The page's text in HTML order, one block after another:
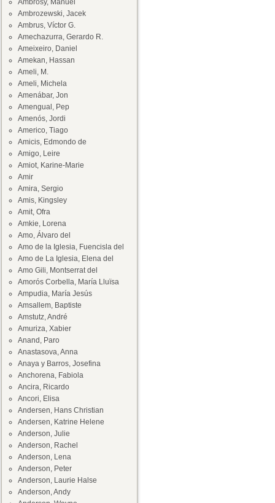
Ambrosy, Manuel
Ambrozewski, Jacek
Ambrus, Víctor G.
Amechazurra, Gerardo R.
Ameixeiro, Daniel
Amekan, Hassan
Ameli, M.
Ameli, Michela
Amenábar, Jon
Amengual, Pep
Amenós, Jordi
Americo, Tiago
Amicis, Edmondo de
Amigo, Leire
Amiot, Karine-Marie
Amir
Amira, Sergio
Amis, Kingsley
Amit, Ofra
Amkie, Lorena
Amo, Álvaro del
Amo de la Iglesia, Fuencisla del
Amo de La Iglesia, Elena del
Amo Gili, Montserrat del
Amorós Corbella, María Lluïsa
Ampudia, María Jesús
Amsallem, Baptiste
Amstutz, André
Amuriza, Xabier
Anand, Paro
Anastasova, Anna
Anaya y Barros, Josefina
Anchorena, Fabiola
Ancira, Ricardo
Ancori, Elisa
Andersen, Hans Christian
Andersen, Katrine Helene
Anderson, Julie
Anderson, Rachel
Anderson, Lena
Anderson, Peter
Anderson, Laurie Halse
Anderson, Andy